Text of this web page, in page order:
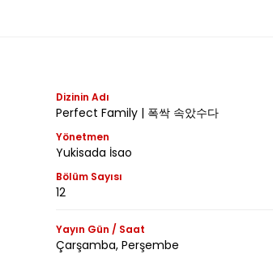
Dizinin Adı
Perfect Family | 폭싹 속았수다
Yönetmen
Yukisada İsao
Bölüm Sayısı
12
Yayın Gün / Saat
Çarşamba, Perşembe